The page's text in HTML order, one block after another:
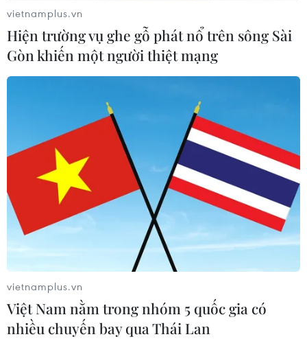
song ông cũng không loại trừ khả năng mọi việc diễn ra
theo chiều hướng khác.
Iran sẵn sàng cho phép thanh sát các cơ
sở hạt nhân
08/06/2025 07:11
vietnamplus.vn
Hiện trường vụ ghe gỗ phát nổ trên sông Sài
Gòn khiến một người thiệt mạng
vietnamplus.vn
Việt Nam nằm trong nhóm 5 quốc gia có
nhiều chuyến bay qua Thái Lan